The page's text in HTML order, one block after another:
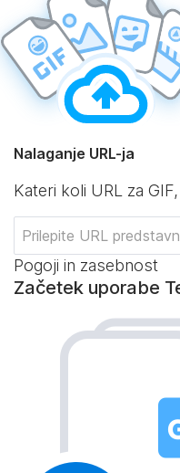
Nalaganje URL-ja
Kateri koli URL za
Pogoji in zasebnost
Začetek uporabe